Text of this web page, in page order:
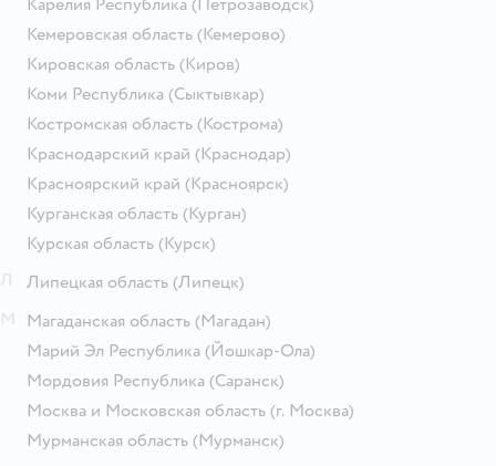
Кемеровская область (Кемерово)
Кировская область (Киров)
Коми Республика (Сыктывкар)
Костромская область (Кострома)
Краснодарский край (Краснодар)
Красноярский край (Красноярск)
Курганская область (Курган)
Курская область (Курск)
Липецкая область (Липецк)
Магаданская область (Магадан)
Марий Эл Республика (Йошкар-Ола)
Мордовия Республика (Саранск)
Москва и Московская область (г. Москва)
Мурманская область (Мурманск)